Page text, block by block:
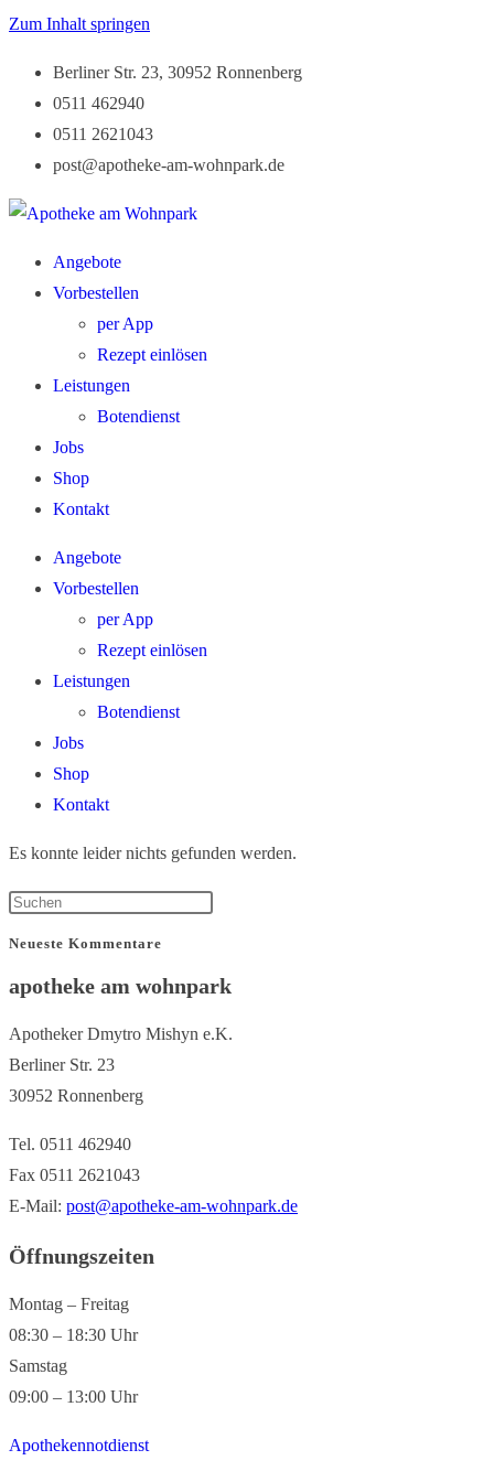
Zum Inhalt springen
Berliner Str. 23, 30952 Ronnenberg
0511 462940
0511 2621043
post@apotheke-am-wohnpark.de
Angebote
Vorbestellen
per App
Rezept einlösen
Leistungen
Botendienst
Jobs
Shop
Kontakt
Angebote
Vorbestellen
per App
Rezept einlösen
Leistungen
Botendienst
Jobs
Shop
Kontakt
Es konnte leider nichts gefunden werden.
Neueste Kommentare
apotheke am wohnpark
Apotheker Dmytro Mishyn e.K.
Berliner Str. 23
30952 Ronnenberg
Tel. 0511 462940
Fax 0511 2621043
E-Mail: post@apotheke-am-wohnpark.de
Öffnungszeiten
Montag – Freitag
08:30 – 18:30 Uhr
Samstag
09:00 – 13:00 Uhr
Apothekennotdienst